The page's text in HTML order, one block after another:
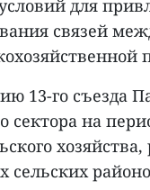
для
связей
13-го съезда
сектора на
сельских